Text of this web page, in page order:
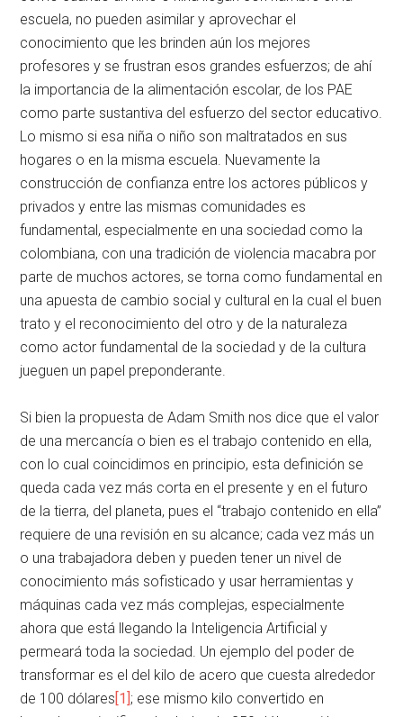
escuela, no pueden asimilar y aprovechar el
conocimiento que les brinden aún los mejores
profesores y se frustran esos grandes esfuerzos; de ahí
la importancia de la alimentación escolar, de los PAE
como parte sustantiva del esfuerzo del sector educativo.
Lo mismo si esa niña o niño son maltratados en sus
hogares o en la misma escuela. Nuevamente la
construcción de confianza entre los actores públicos y
privados y entre las mismas comunidades es
fundamental, especialmente en una sociedad como la
colombiana, con una tradición de violencia macabra por
parte de muchos actores, se torna como fundamental en
una apuesta de cambio social y cultural en la cual el buen
trato y el reconocimiento del otro y de la naturaleza
como actor fundamental de la sociedad y de la cultura
jueguen un papel preponderante.
Si bien la propuesta de Adam Smith nos dice que el valor
de una mercancía o bien es el trabajo contenido en ella,
con lo cual coincidimos en principio, esta definición se
queda cada vez más corta en el presente y en el futuro
de la tierra, del planeta, pues el “trabajo contenido en ella”
requiere de una revisión en su alcance; cada vez más un
o una trabajadora deben y pueden tener un nivel de
conocimiento más sofisticado y usar herramientas y
máquinas cada vez más complejas, especialmente
ahora que está llegando la Inteligencia Artificial y
permeará toda la sociedad. Un ejemplo del poder de
transformar es el del kilo de acero que cuesta alrededor
de 100 dólares[1]; ese mismo kilo convertido en